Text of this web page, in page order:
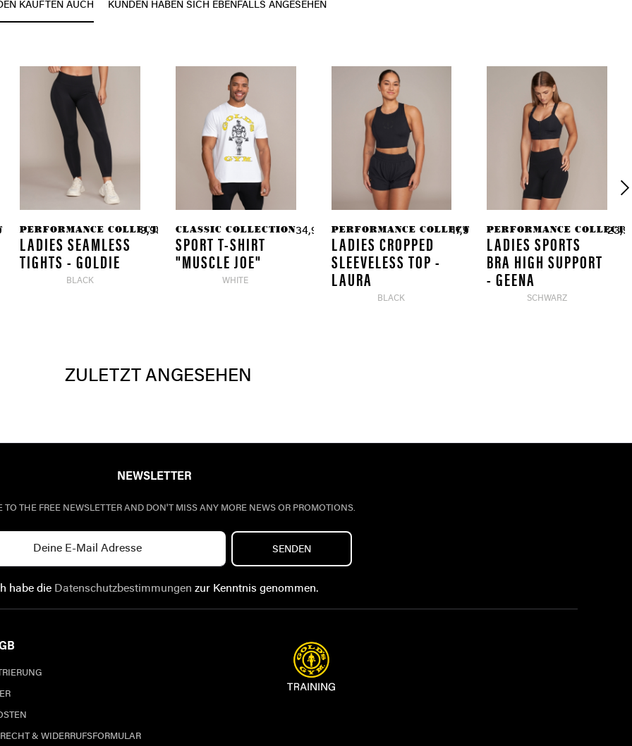
KAUFTEN AUCH KUNDEN HABEN SICH EBENFALLS ANGESEHEN
€ * 59,90 € *
PERFORMANCE COLLECTION
LADIES SEAMLESS
TIGHTS - GOLDIE
BLACK
9,98 € * 49,90 € *
CLASSIC COLLECTION
SPORT T-SHIRT
"MUSCLE JOE"
WHITE
34,90 € *PERFORMANCE COLLECTION
LADIES CROPPED
SLEEVELESS TOP -
LAURA
BLACK
17,97 € * 59,90 € *
PERFORMANCE
LADIES SPORTS
BRA HIGH SUPPORT
- GEENA
SCHWARZ
ZULETZT ANGESEHEN
NEWSLETTER
TO THE FREE NEWSLETTER AND DON'T MISS ANY MORE NEWS OR PROMOTIONS.
SENDEN
habe die Datenschutzbestimmungen zur Kenntnis genommen.
& WIDERRUFSFORMULAR